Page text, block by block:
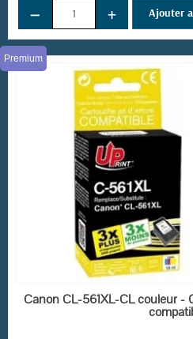
− + Ajouter
EN
Premium
Canon CL-561XL-CL couleur -